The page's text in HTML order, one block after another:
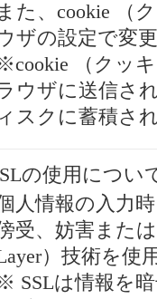
また、cookie （
ザの設定で変
（クッ
ウザに送信さ
ィスクに蓄積さ
の使用につい
人情報の入力
受、妨害また
）技術を使
SSLは情報を